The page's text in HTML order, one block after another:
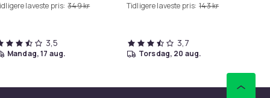
laveste pris: 349 kr
3,5
mandag, 17 aug.
Tidligere laveste pris: 143 kr
3,7
torsdag, 20 aug.